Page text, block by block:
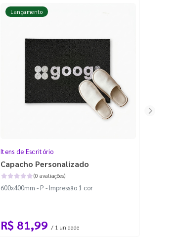
Lançamento
Itens de Escritório
Capacho Personalizado
(0 avaliações)
600x400mm - P - Impressão 1 cor
R$ 81,99 / 1 unidade